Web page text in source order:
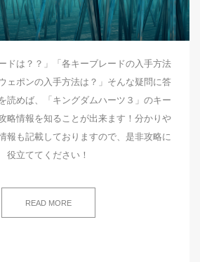
ドは？？」「各キーブレードの入手方法
ェポンの入手方法は？」そんな疑問に答
読めば、「キングダムハーツ３」のキー
略情報を知ることが出来ます！分かりや
報も記載しておりますので、是非攻略に
役立ててください！
READ MORE